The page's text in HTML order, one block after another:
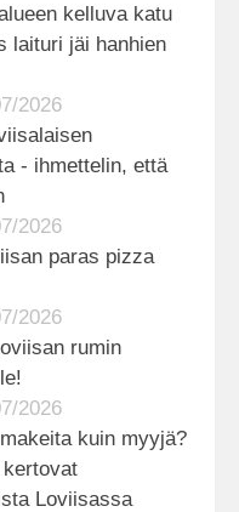
kelluva katu
laituri jäi hanhien
2026
- ihmettelin, että
2026
paras pizza
2026
rumin
2026
kuin myyjä?
Loviisassa